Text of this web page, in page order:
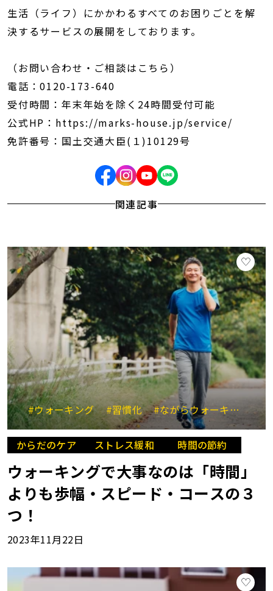
生活（ライフ）にかかわるすべてのお困りごとを解
決するサービスの展開をしております。
（お問い合わせ・ご相談はこちら）
電話：0120-173-640
受付時間：年末年始を除く24時間受付可能
公式HP：https://marks-house.jp/service/
免許番号：国土交通大臣(１)10129号
関連記事
#ウォーキング #習慣化 #ながらウォーキング #
からだのケア ストレス緩和 時間の節約
ウォーキングで大事なのは「時間」
よりも歩幅・スピード・コースの３
つ！
2023年11月22日